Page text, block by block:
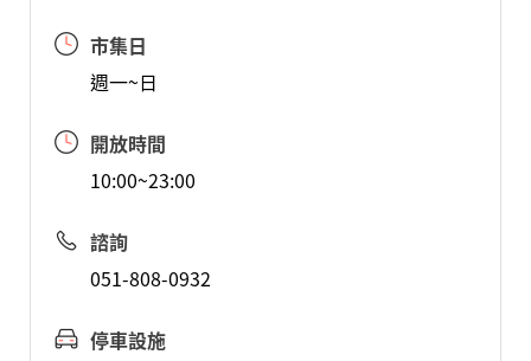
市集日
週一~日
開放時間
10:00~23:00
諮詢
051-808-0932
停車設施